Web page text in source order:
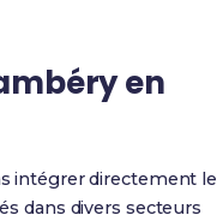
en
intégrer directement le
dans divers secteurs